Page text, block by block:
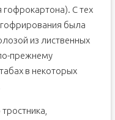
С тех
была
из лиственных
прежнему
в некоторых